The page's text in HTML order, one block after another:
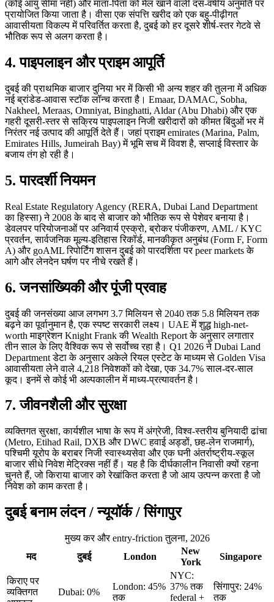
(कोई आयु सीमा नहीं) और माता-पिता को मेल खाने वाली दस-वर्षीय अनुमति पर
प्रायोजित किया जाता है। वीसा एक संपत्ति खरीद को एक बहु-पीढ़ीगत
आवासीयता विकल्प में परिवर्तित करता है, दुबई को हर दूसरे शीर्ष-स्तर गेटवे से
भौतिक रूप से अलग करता है।
4. पाइपलाइन और प्राइम आपूर्ति
दुबई की प्राथमिक बाजार दुनिया भर में किसी भी अन्य शहर की तुलना में अधिक
नई ब्रांडेड-आवास स्टॉक लॉन्च करता है। Emaar, DAMAC, Sobha,
Nakheel, Meraas, Omniyat, Binghatti, Aldar (Abu Dhabi) और एक
गहरी दूसरी-स्तर से सक्रिय पाइपलाइन निजी खरीदारों को कीमत बिंदुओं भर में
निरंतर नई उत्पाद की आपूर्ति देते हैं। जहां प्राइम emirates (Marina, Palm,
Emirates Hills, Jumeirah Bay) में भूमि सच में विवश है, सप्लाई विस्तार के
बजाय तंग हो रही है।
5. पारदर्शी नियमन
Real Estate Regulatory Agency (RERA, Dubai Land Department
का हिस्सा) ने 2008 के बाद से बाजार को भौतिक रूप से पेशेवर बनाया है।
डेवलपर परियोजनाओं पर अनिवार्य एस्क्रो, ब्रोकर पंजीकरण, AML / KYC
प्रवर्तन, सार्वजनिक मूल्य-इतिहास रिकॉर्ड, मानकीकृत अनुबंध (Form F, Form
A) और goAML रिपोर्टिंग शासन दुबई को पारदर्शिता पर peer markets के
आगे और लेनदेन घर्षण पर नीचे रखते हैं।
6. जनसांख्यिकी और पूंजी प्रवाह
दुबई की जनसंख्या आज लगभग 3.7 मिलियन से 2040 तक 5.8 मिलियन तक
बढ़ने का पूर्वानुमान है, एक स्पष्ट सरकारी लक्ष्य। UAE में शुद्ध high-net-
worth माइग्रेशन Knight Frank की Wealth Report के अनुसार लगातार
तीन साल के लिए वैश्विक रूप से सर्वोच्च रहा है। Q1 2026 ने Dubai Land
Department डेटा के अनुसार अकेले रियल एस्टेट के माध्यम से Golden Visa
आवासीयता लेने वाले 4,218 निवेशकों को देखा, एक 34.7% साल-दर-साल
कूद। इनमें से कोई भी अल्पकालीन में माध्य-प्रत्यावर्तन है।
7. जीवनशैली और सुरक्षा
व्यक्तिगत सुरक्षा, कार्यशील भाषा के रूप में अंग्रेजी, विश्व-स्तरीय बुनियादी ढांचा
(Metro, Etihad Rail, DXB और DWC हवाई अड्डों, छह-लेन राजमार्ग),
पश्चिमी यूरोप के बराबर निजी स्वास्थ्यसेवा और एक घनी अंतर्राष्ट्रीय-स्कूल
बाजार सीधे निवेश मेट्रिक्स नहीं हैं। यह है कि दीर्घकालीन निवासी क्यों रहना
चुनते हैं, जो किराया बाजार को रेखांकित करता है जो आय उत्पन्न करता है जो
निवेश को काम करता है।
दुबई बनाम लंदन / न्यूयॉर्क / सिंगापुर
मुख्य कर और entry-friction तुलना, 2026
मद
दुबई London
New
York
Singapore
किराए पर
व्यक्तिगत
Dubai: 0%
London: 45%
तक
NYC:
37% तक
federal +
सिंगापुर: 24%
तक